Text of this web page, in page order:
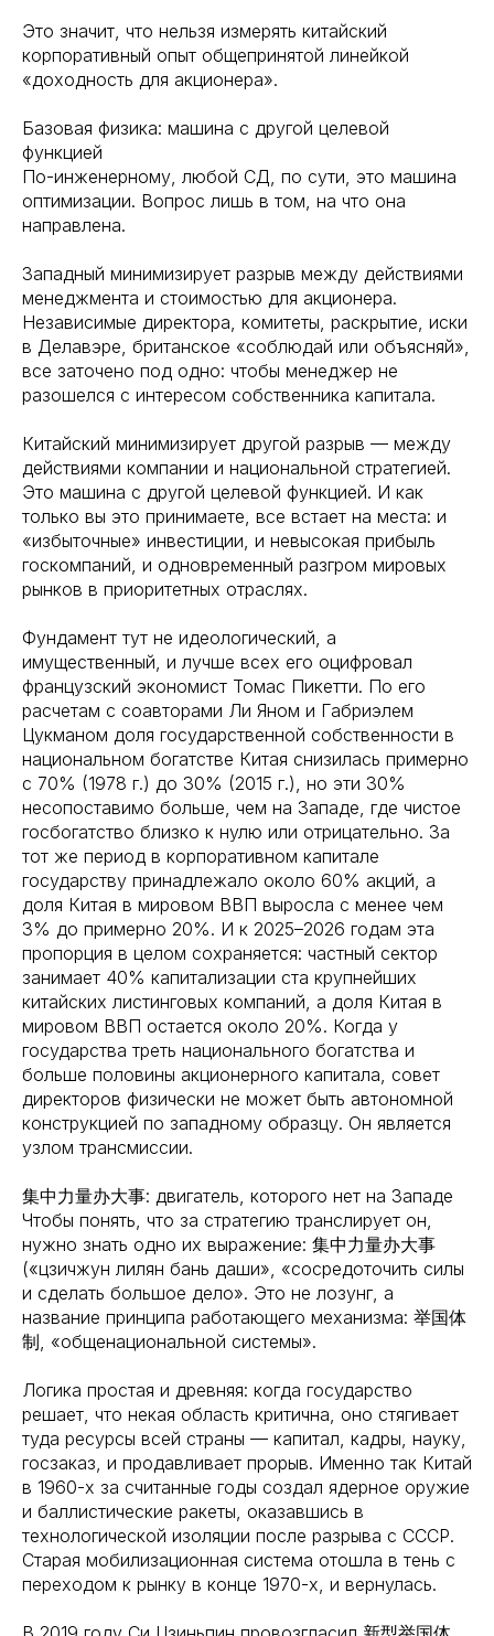
Это значит, что нельзя измерять китайский
корпоративный опыт общепринятой линейкой
«доходность для акционера».
Базовая физика: машина с другой целевой
функцией
По-инженерному, любой СД, по сути, это машина
оптимизации. Вопрос лишь в том, на что она
направлена.
Западный минимизирует разрыв между действиями
менеджмента и стоимостью для акционера.
Независимые директора, комитеты, раскрытие, иски
в Делавэре, британское «соблюдай или объясняй»,
все заточено под одно: чтобы менеджер не
разошелся с интересом собственника капитала.
Китайский минимизирует другой разрыв — между
действиями компании и национальной стратегией.
Это машина с другой целевой функцией. И как
только вы это принимаете, все встает на места: и
«избыточные» инвестиции, и невысокая прибыль
госкомпаний, и одновременный разгром мировых
рынков в приоритетных отраслях.
Фундамент тут не идеологический, а
имущественный, и лучше всех его оцифровал
французский экономист Томас Пикетти. По его
расчетам с соавторами Ли Яном и Габриэлем
Цукманом доля государственной собственности в
национальном богатстве Китая снизилась примерно
с 70% (1978 г.) до 30% (2015 г.), но эти 30%
несопоставимо больше, чем на Западе, где чистое
госбогатство близко к нулю или отрицательно. За
тот же период в корпоративном капитале
государству принадлежало около 60% акций, а
доля Китая в мировом ВВП выросла с менее чем
3% до примерно 20%. И к 2025–2026 годам эта
пропорция в целом сохраняется: частный сектор
занимает 40% капитализации ста крупнейших
китайских листинговых компаний, а доля Китая в
мировом ВВП остается около 20%. Когда у
государства треть национального богатства и
больше половины акционерного капитала, совет
директоров физически не может быть автономной
конструкцией по западному образцу. Он является
узлом трансмиссии.
集中力量办大事: двигатель, которого нет на Западе
Чтобы понять, что за стратегию транслирует он,
нужно знать одно их выражение: 集中力量办大事
(«цзичжун лилян бань даши», «сосредоточить силы
и сделать большое дело». Это не лозунг, а
название принципа работающего механизма: 举国体
制, «общенациональной системы».
Логика простая и древняя: когда государство
решает, что некая область критична, оно стягивает
туда ресурсы всей страны — капитал, кадры, науку,
госзаказ, и продавливает прорыв. Именно так Китай
в 1960-х за считанные годы создал ядерное оружие
и баллистические ракеты, оказавшись в
технологической изоляции после разрыва с СССР.
Старая мобилизационная система отошла в тень с
переходом к рынку в конце 1970-х, и вернулась.